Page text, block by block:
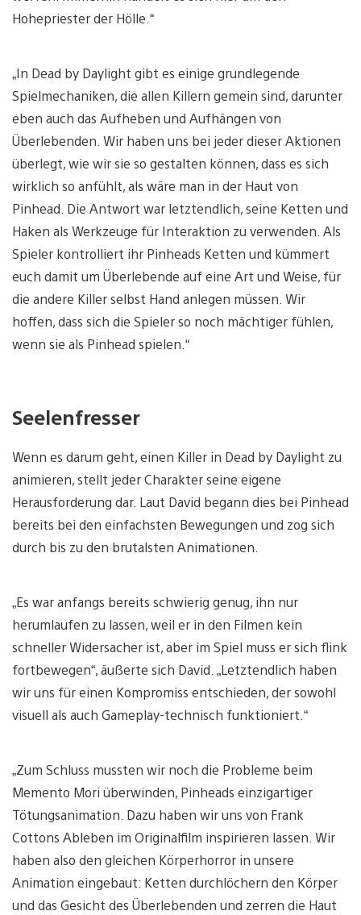
Hohepriester der Hölle.“
„In Dead by Daylight gibt es einige grundlegende
Spielmechaniken, die allen Killern gemein sind, darunter
eben auch das Aufheben und Aufhängen von
Überlebenden. Wir haben uns bei jeder dieser Aktionen
überlegt, wie wir sie so gestalten können, dass es sich
wirklich so anfühlt, als wäre man in der Haut von
Pinhead. Die Antwort war letztendlich, seine Ketten und
Haken als Werkzeuge für Interaktion zu verwenden. Als
Spieler kontrolliert ihr Pinheads Ketten und kümmert
euch damit um Überlebende auf eine Art und Weise, für
die andere Killer selbst Hand anlegen müssen. Wir
hoffen, dass sich die Spieler so noch mächtiger fühlen,
wenn sie als Pinhead spielen.“
Seelenfresser
Wenn es darum geht, einen Killer in Dead by Daylight zu
animieren, stellt jeder Charakter seine eigene
Herausforderung dar. Laut David begann dies bei Pinhead
bereits bei den einfachsten Bewegungen und zog sich
durch bis zu den brutalsten Animationen.
„Es war anfangs bereits schwierig genug, ihn nur
herumlaufen zu lassen, weil er in den Filmen kein
schneller Widersacher ist, aber im Spiel muss er sich flink
fortbewegen“, äußerte sich David. „Letztendlich haben
wir uns für einen Kompromiss entschieden, der sowohl
visuell als auch Gameplay-technisch funktioniert.“
„Zum Schluss mussten wir noch die Probleme beim
Memento Mori überwinden, Pinheads einzigartiger
Tötungsanimation. Dazu haben wir uns von Frank
Cottons Ableben im Originalfilm inspirieren lassen. Wir
haben also den gleichen Körperhorror in unsere
Animation eingebaut: Ketten durchlöchern den Körper
und das Gesicht des Überlebenden und zerren die Haut